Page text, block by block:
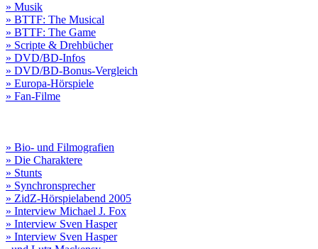
» Musik
» BTTF: The Musical
» BTTF: The Game
» Scripte & Drehbücher
» DVD/BD-Infos
» DVD/BD-Bonus-Vergleich
» Europa-Hörspiele
» Fan-Filme
» Bio- und Filmografien
» Die Charaktere
» Stunts
» Synchronsprecher
» ZidZ-Hörspielabend 2005
» Interview Michael J. Fox
» Interview Sven Hasper
» Interview Sven Hasper